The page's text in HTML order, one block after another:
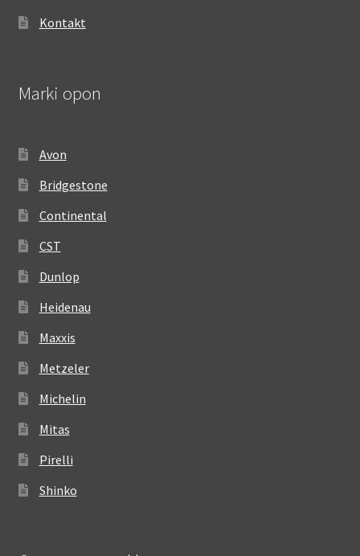
Kontakt
Marki opon
Avon
Bridgestone
Continental
CST
Dunlop
Heidenau
Maxxis
Metzeler
Michelin
Mitas
Pirelli
Shinko